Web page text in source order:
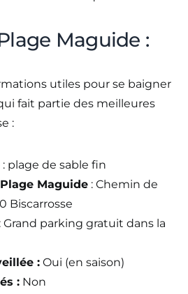
Maguide :
utiles pour se baigner
fait partie des meilleures
:
: plage de sable fin
Maguide : Chemin de
Biscarrosse
: Grand parking gratuit dans la
: Oui (en saison)
: Non